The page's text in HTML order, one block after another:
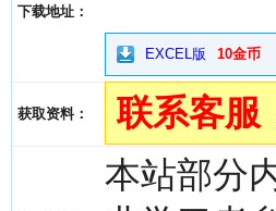
下载地址：
EXCEL版 10金币
获取资料： 联系客服
本站部分